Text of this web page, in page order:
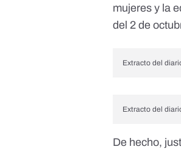
mujeres y la
del 2 de
Extracto del
Extracto del
De hecho,